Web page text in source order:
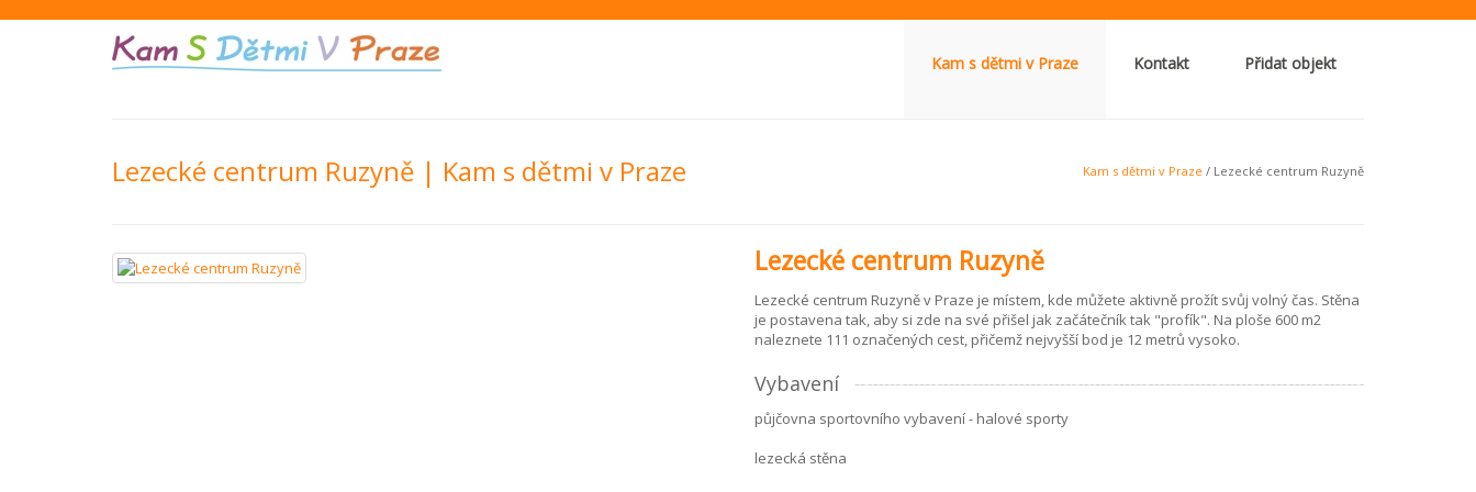
Kam s dětmi v Praze Kontakt Přidat objekt
Lezecké centrum Ruzyně | Kam s dětmi v Praze Kam s dětmi v Praze / Lezecké centrum Ruzyně
Lezecké centrum Ruzyně
Lezecké centrum Ruzyně v Praze je místem, kde můžete aktivně prožít svůj volný čas. Stěna
je postavena tak, aby si zde na své přišel jak začátečník tak "profík". Na ploše 600 m2
naleznete 111 označených cest, přičemž nejvyšší bod je 12 metrů vysoko.
Vybavení
půjčovna sportovního vybavení - halové sporty
lezecká stěna